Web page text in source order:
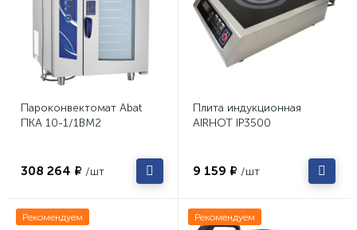
Пароконвектомат Abat
ПКА 10-1/1ВМ2
308 264 ₽ /шт
Плита индукционная
AIRHOT IP3500
9 159 ₽ /шт
Рекомендуем Рекомендуем